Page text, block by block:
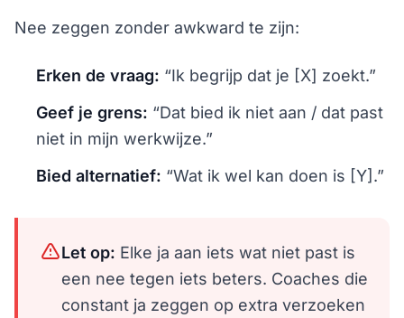
Nee zeggen zonder awkward te zijn:
Erken de vraag: “Ik begrijp dat je [X] zoekt.”
Geef je grens: “Dat bied ik niet aan / dat past
niet in mijn werkwijze.”
Bied alternatief: “Wat ik wel kan doen is [Y].”
Let op: Elke ja aan iets wat niet past is
een nee tegen iets beters. Coaches die
constant ja zeggen op extra verzoeken